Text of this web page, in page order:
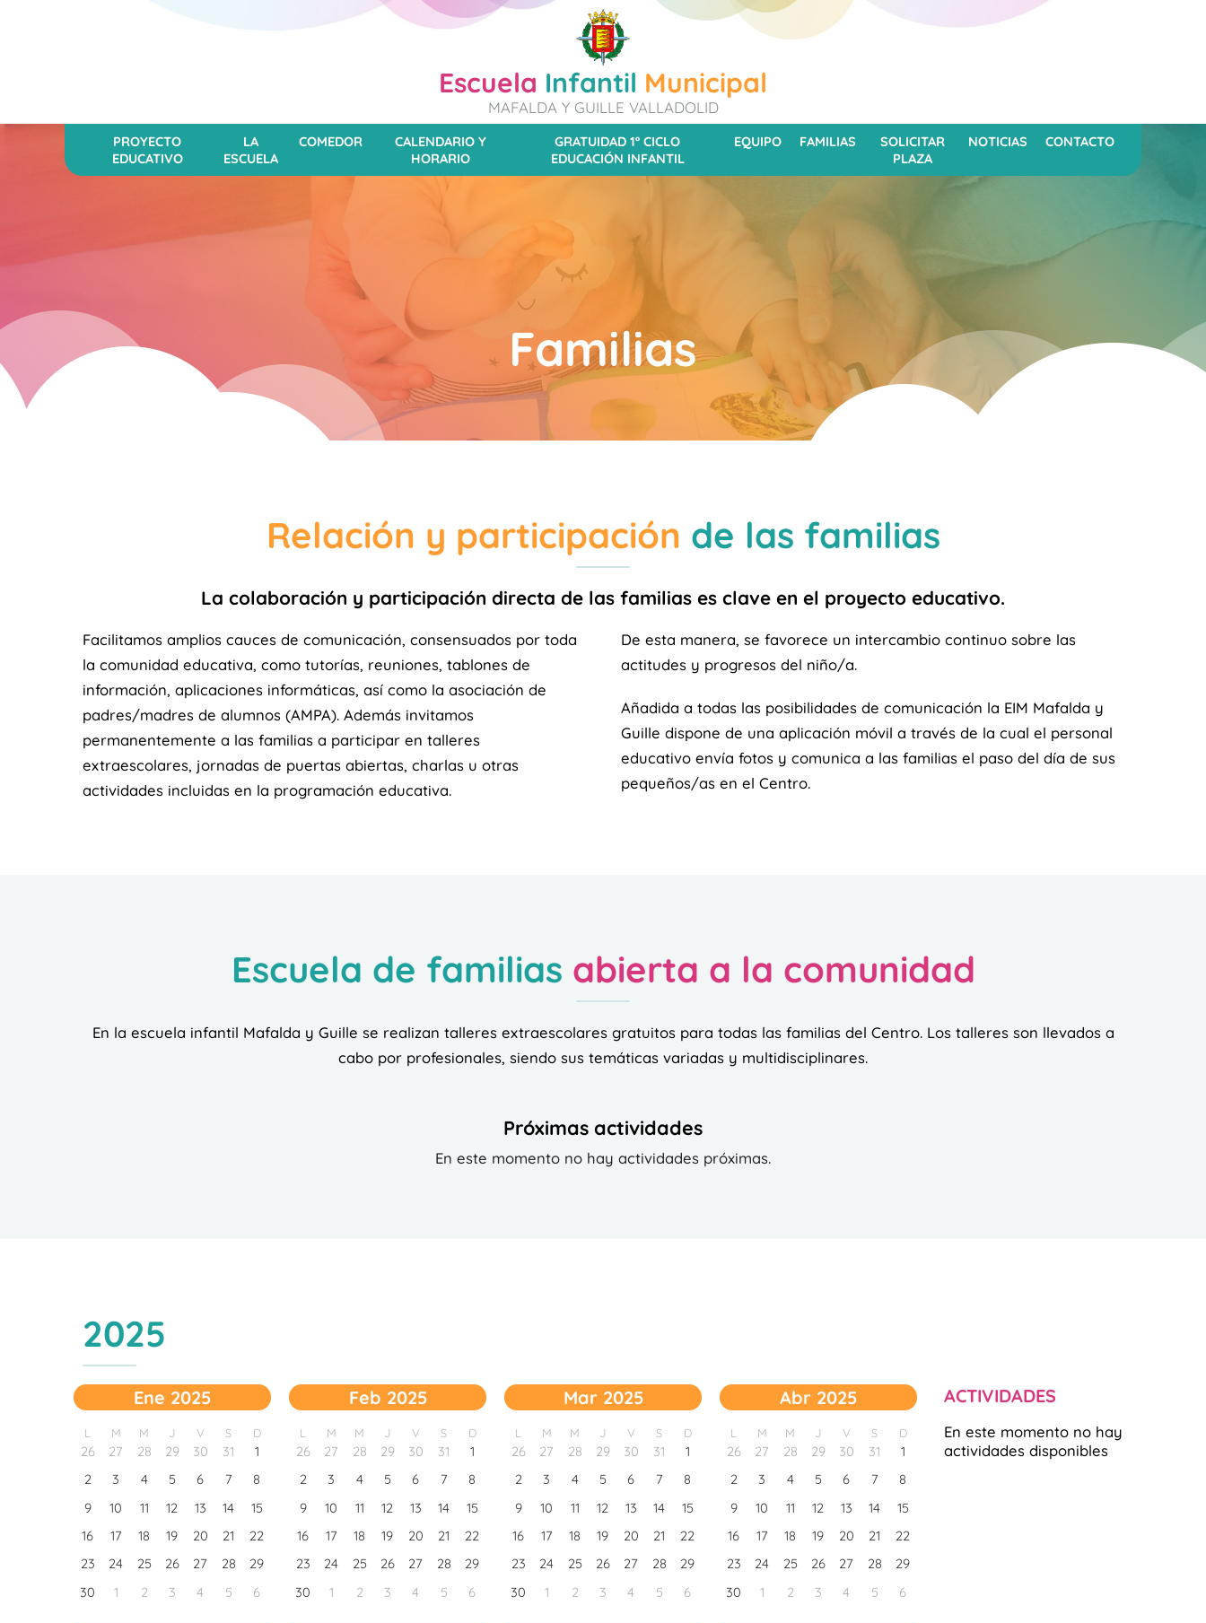
Escuela Infantil Municipal
MAFALDA Y GUILLE VALLADOLID
PROYECTO
EDUCATIVO
LA
ESCUELA
COMEDOR
CALENDARIO Y
HORARIO
GRATUIDAD 1º CICLO
EDUCACIÓN INFANTIL
EQUIPO FAMILIAS
SOLICITAR
PLAZA
NOTICIAS CONTACTO
Familias
Relación y participación de las familias
La colaboración y participación directa de las familias es clave en el proyecto educativo.
Facilitamos amplios cauces de comunicación, consensuados por toda
la comunidad educativa, como tutorías, reuniones, tablones de
información, aplicaciones informáticas, así como la asociación de
padres/madres de alumnos (AMPA). Además invitamos
permanentemente a las familias a participar en talleres
extraescolares, jornadas de puertas abiertas, charlas u otras
actividades incluidas en la programación educativa.
De esta manera, se favorece un intercambio continuo sobre las
actitudes y progresos del niño/a.
Añadida a todas las posibilidades de comunicación la EIM Mafalda y
Guille dispone de una aplicación móvil a través de la cual el personal
educativo envía fotos y comunica a las familias el paso del día de sus
pequeños/as en el Centro.
Escuela de familias abierta a la comunidad
En la escuela infantil Mafalda y Guille se realizan talleres extraescolares gratuitos para todas las familias del Centro. Los talleres son llevados a
cabo por profesionales, siendo sus temáticas variadas y multidisciplinares.
Próximas actividades
En este momento no hay actividades próximas.
2025
Ene 2025
L M M J V S D
26 27 28 29 30 31
1
2
3 4 5 6 7
8
9
10 11 12 13 14
15
16
17 18 19 20 21
22
23
24 25 26 27 28
29
30
1 2 3 4 5 6
Feb 2025
L M M J V S D
26 27 28 29 30 31
1
2
3 4 5 6 7
8
9
10 11 12 13 14
15
16
17 18 19 20 21
22
23
24 25 26 27 28
29
30
1 2 3 4 5 6
Mar 2025
L M M J V S D
26 27 28 29 30 31
1
2
3 4 5 6 7
8
9
10 11 12 13 14
15
16
17 18 19 20 21
22
23
24 25 26 27 28
29
30
1 2 3 4 5 6
Abr 2025
L M M J V S D
26 27 28 29 30 31
1
2
3 4 5 6 7
8
9
10 11 12 13 14
15
16
17 18 19 20 21
22
23
24 25 26 27 28
29
30
1 2 3 4 5 6
ACTIVIDADES
En este momento no hay
actividades disponibles